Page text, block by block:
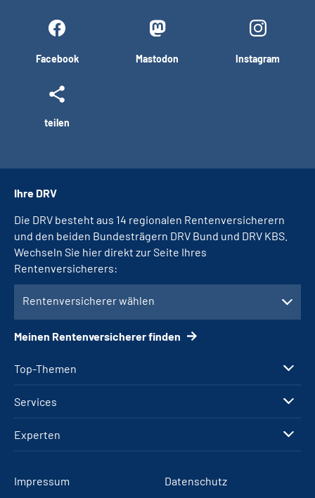
Facebook Mastodon Instagram
teilen
Top-Themen
Services
Experten
Ihre DRV
Die DRV besteht aus 14 regionalen Rentenversicherern
und den beiden Bundesträgern DRV Bund und DRV KBS.
Wechseln Sie hier direkt zur Seite Ihres
Rentenversicherers:
Rentenversicherer wählen
Meinen Rentenversicherer finden
Impressum
Datenschutz